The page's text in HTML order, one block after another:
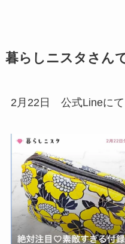
暮らしニスタさん
2月22日 公式Lineにて